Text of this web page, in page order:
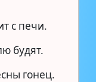
с печи.
будят.
гонец.